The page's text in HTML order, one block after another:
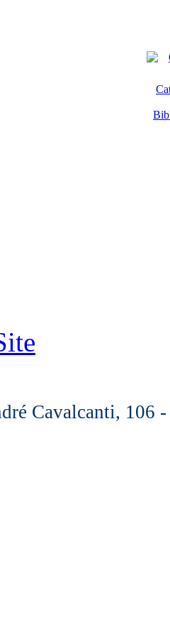
Cavalcanti, 106